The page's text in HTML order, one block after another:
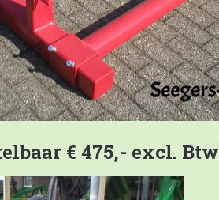
€ 475,- excl. Btw